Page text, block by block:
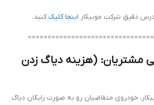
دقیق شرکت موبیکار اینجا کلیککنید.
مشتریان: (هزینه دیاگ زدن
خودروی متقاضیان رو به صورت رایگان دیاگ